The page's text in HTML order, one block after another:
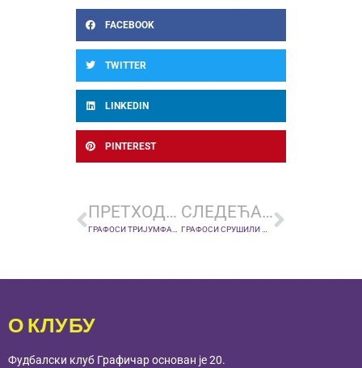
FACEBOOK
TWITTER
LINKEDIN
PINTEREST
ПРЕТХОДНА ВЕСТ СЛЕДЕЋА ВЕСТ
О КЛУБУ
Фудбалски клуб Графичар основан је 20.